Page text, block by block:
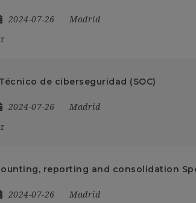
2024-07-26 Madrid
de ciberseguridad (SOC)
2024-07-26 Madrid
reporting and consolidation
2024-07-26 Madrid